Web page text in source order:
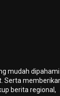
mudah dipahami
Serta
berita regional,